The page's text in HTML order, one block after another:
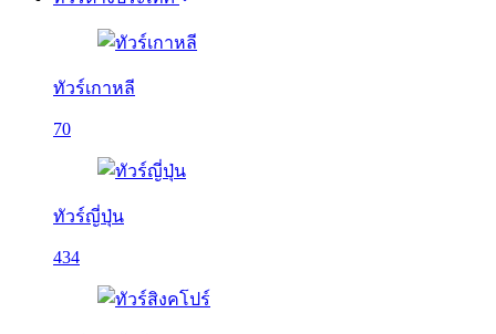
ทัวร์เกาหลี
70
ทัวร์ญี่ปุ่น
434